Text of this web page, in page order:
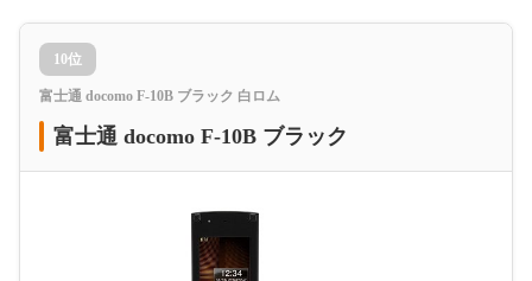
10位
富士通 docomo F-10B ブラック 白ロム
富士通 docomo F-10B ブラック